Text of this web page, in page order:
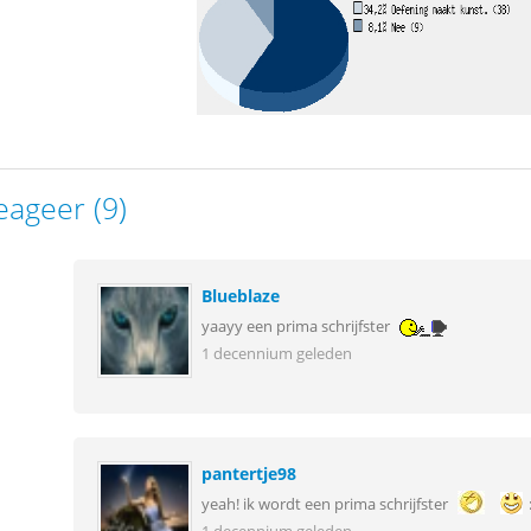
(9)
Blueblaze
yaayy een prima schrijfster
1 decennium geleden
pantertje98
yeah! ik wordt een prima schrijfster